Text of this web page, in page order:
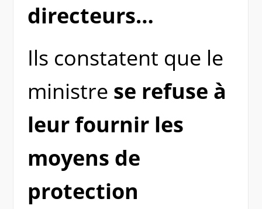
directeurs…
Ils constatent que le
ministre se refuse à
leur fournir les
moyens de
protection